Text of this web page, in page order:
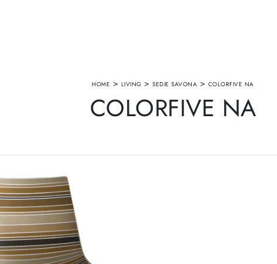
HOME > LIVING >SEDIE SAVONA > COLORFIVE NA
COLORFIVE NA